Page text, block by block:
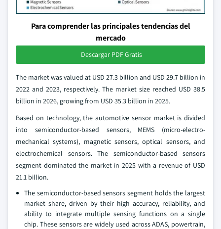
Para comprender las principales tendencias del
mercado
Descargar PDF Gratis
The market was valued at USD 27.3 billion and USD 29.7 billion in
2022 and 2023, respectively. The market size reached USD 38.5
billion in 2026, growing from USD 35.3 billion in 2025.
Based on technology, the automotive sensor market is divided
into semiconductor-based sensors, MEMS (micro-electro-
mechanical systems), magnetic sensors, optical sensors, and
electrochemical sensors. The semiconductor-based sensors
segment dominated the market in 2025 with a revenue of USD
21.1 billion.
The semiconductor-based sensors segment holds the largest
market share, driven by their high accuracy, reliability, and
ability to integrate multiple sensing functions on a single
chip. These sensors are widely used across ADAS, powertrain,